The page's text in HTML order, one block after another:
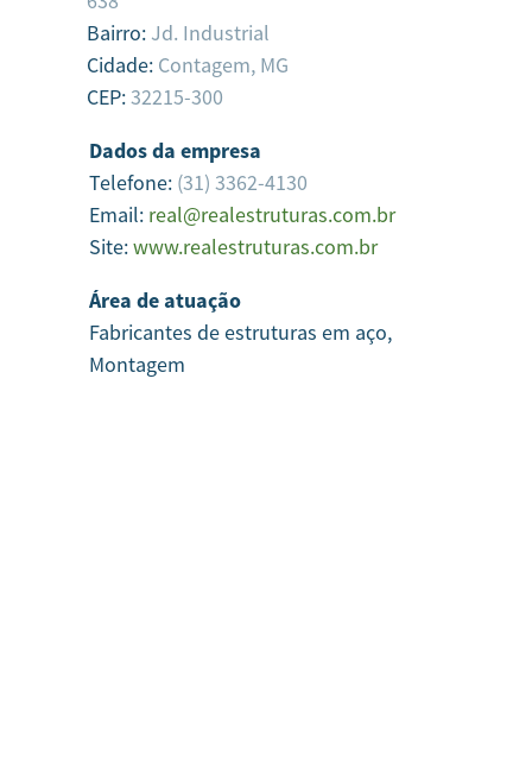
Bairro: Jd. Industrial
Cidade: Contagem, MG
CEP:32215-300
Dados da empresa
Telefone: (31) 3362-4130
Email: real@realestruturas.com.br
Site:www.realestruturas.com.br
Área de atuação
Fabricantes de estruturas em aço,
Montagem